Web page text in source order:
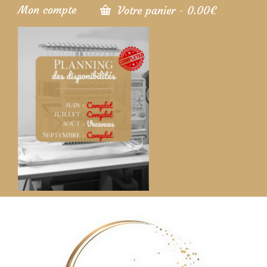
Mon compte Votre panier - 0.00€